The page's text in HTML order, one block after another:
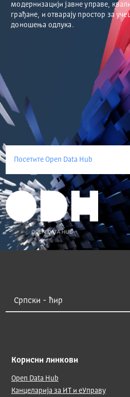
модернизацији јавне управе,
грађане, и отварају простор за
доношења одлука.
Посетите Open Data Hub
Корисни линкови
Open Data Hub
Канцеларија за ИТ и еУправу